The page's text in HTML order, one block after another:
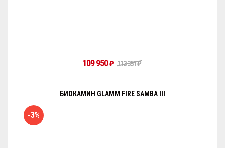
109 950₽ 113 351₽
БИОКАМИН GLAMM FIRE SAMBA III
-3%